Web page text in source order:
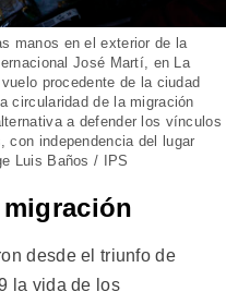
manos en el exterior de la
José Martí, en La
procedente de la ciudad
circularidad de la migración
a defender los vínculos
con independencia del lugar
Luis Baños / IPS
desde el triunfo de
la vida de los